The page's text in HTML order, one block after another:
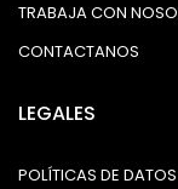
TRABAJA CON
CONTACTANOS
LEGALES
POLÍTICAS DE